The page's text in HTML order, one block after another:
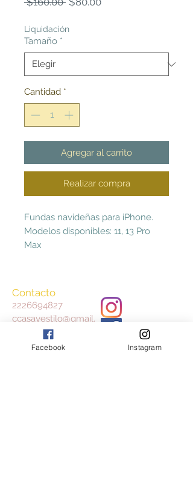
Liquidación
Tamaño *
Cantidad *
Agregar al carrito
Realizar compra
Fundas navideñas para iPhone.
Modelos disponibles: 11, 13 Pro
Max
Contacto
2226694827
ccasayestilo@gmail.
Facebook Instagram